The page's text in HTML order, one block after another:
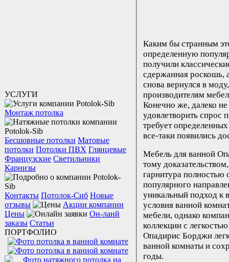
УСЛУГИ
Монтаж потолка
Бесшовные потолки Матовые
потолки Потолки ПВХ Глянцевые
Французские Светильники
Карнизы
Контакты Потолок-Сиб Новые
отзывы
Акции компании
Цены
Он-ланй
заказы Статьи
ПОРТФОЛИО
Каким бы странным
определенную
получили
сдержанная роскошь,
снова вернулся в
производителям
Конечно же, далеко
удовлетворить спрос
требует
все-таки появились
Мебель для ванной
тому
гарнитура полностью
популярного
уникальный подход к
условия ванной
мебели, однако
коллекции с
Опадирис Борджи
ванной комнаты и
годы.